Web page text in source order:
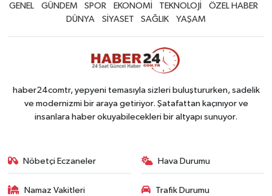
GENEL GÜNDEM SPOR EKONOMİ TEKNOLOJİ
ÖZEL HABER
DÜNYA
SİYASET SAĞLIK YAŞAM
haber24comtr, yepyeni temasıyla sizleri buluştururken, sadelik
ve modernizmi bir araya getiriyor. Şatafattan kaçınıyor ve
insanlara haber okuyabilecekleri bir altyapı sunuyor.
Nöbetçi Eczaneler Hava Durumu
Namaz Vakitleri Trafik Durumu